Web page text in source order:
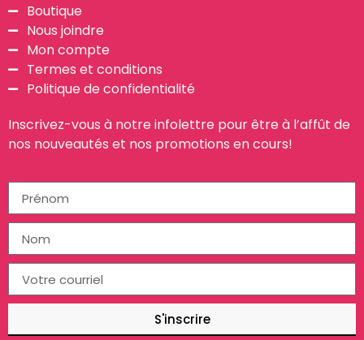
Boutique
Nous joindre
Mon compte
Termes et conditions
Politique de confidentialité
Inscrivez-vous à notre infolettre pour être à l’affût de
nos nouveautés et nos promotions en cours!
S'inscrire